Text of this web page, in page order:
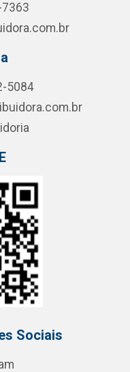
5084
Sociais